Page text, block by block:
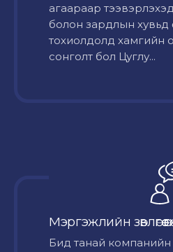
агаараар
болон зардлын хувьд
тохиолдолд хамгийн
сонголт бол Цуглу...
Мэргэжлийн зөвлөгөө
Бид танай компанийн